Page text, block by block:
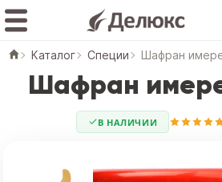
Каталог Специи Шафран
Шафран
В НАЛИЧИИ